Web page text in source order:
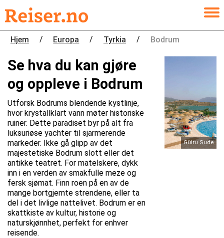
Hjem / Europa / Tyrkia / Bodrum
Se hva du kan gjøre
og oppleve i Bodrum
Utforsk Bodrums blendende kystlinje,
hvor krystallklart vann møter historiske
ruiner. Dette paradiset byr på alt fra
luksuriøse yachter til sjarmerende
markeder. Ikke gå glipp av det
majestetiske Bodrum slott eller det
antikke teatret. For matelskere, dykk
inn i en verden av smakfulle meze og
fersk sjømat. Finn roen på en av de
mange bortgjemte strendene, eller ta
del i det livlige nattelivet. Bodrum er en
skattkiste av kultur, historie og
naturskjønnhet, perfekt for enhver
reisende.
Gülru Sude